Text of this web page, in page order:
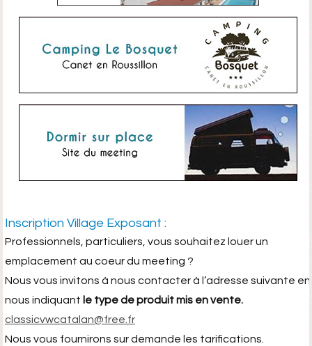
Inscription Village Exposant :
Professionnels, particuliers, vous souhaitez louer un
emplacement au coeur du meeting ?
Nous vous invitons à nous contacter à l’adresse suivante en
nous indiquant le type de produit mis en vente.
classicvwcatalan@free.fr
Nous vous fournirons sur demande les tarifications.